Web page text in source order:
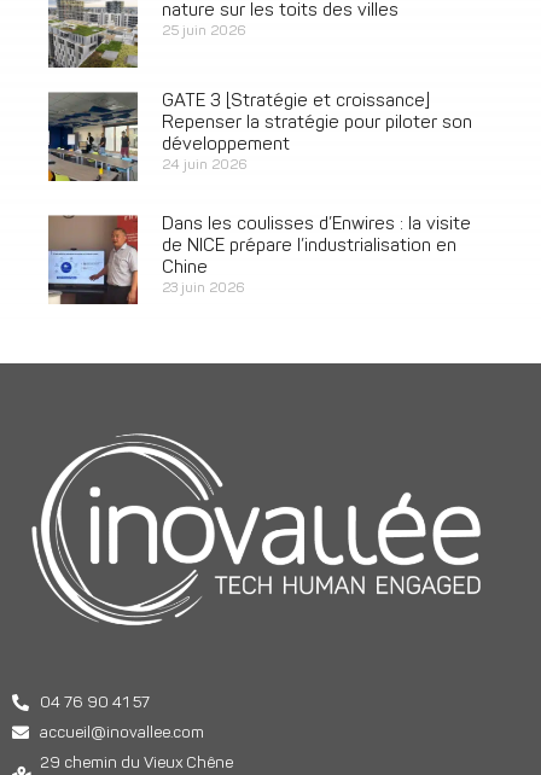
nature sur les toits des villes
25 juin 2026
GATE 3 [Stratégie et croissance]
Repenser la stratégie pour piloter son
développement
24 juin 2026
Dans les coulisses d’Enwires : la visite
de NICE prépare l’industrialisation en
Chine
23 juin 2026
04 76 90 41 57
accueil@inovallee.com
29 chemin du Vieux Chêne